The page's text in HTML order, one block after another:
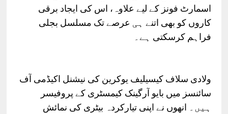
اسمارٹ فونز کے لیے علاوہ، اس کی ایجاد برقی
کاروں کو بھی اتنے ہی عرصے تک مسلسل بجلی
فراہم کرسکتی ہے۔
ولادی سلاف کیسیلیف یوکرین کی نیشنل اکیڈمی آف
سائنسز میں بایو آرگینک کیمسٹری کے پروفیسر
ہیں۔
انھوں نے اپنی تیارکردہ بیٹری کی نمائش